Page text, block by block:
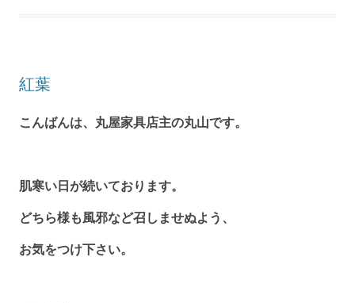
紅葉
こんばんは、丸屋家具店主の丸山です。
肌寒い日が続いております。
どちら様も風邪など召しませぬよう、
お気をつけ下さい。